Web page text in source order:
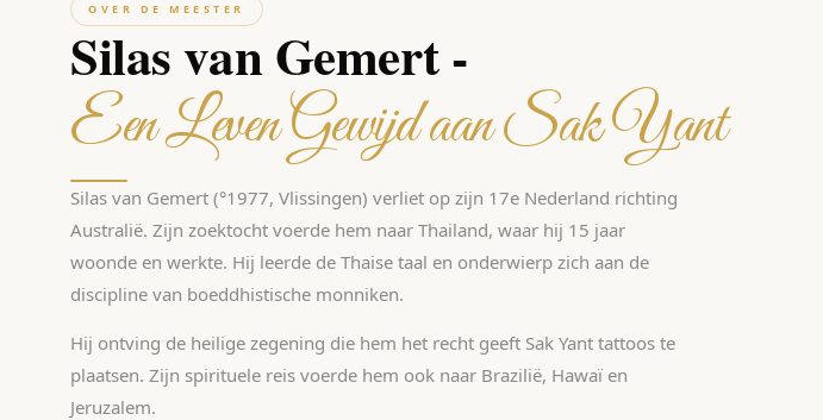
OVER DE MEESTER
Silas van Gemert -
Een Leven Gewijd aan Sak Yant
Silas van Gemert (°1977, Vlissingen) verliet op zijn 17e Nederland richting
Australië. Zijn zoektocht voerde hem naar Thailand, waar hij 15 jaar
woonde en werkte. Hij leerde de Thaise taal en onderwierp zich aan de
discipline van boeddhistische monniken.
Hij ontving de heilige zegening die hem het recht geeft Sak Yant tattoos te
plaatsen. Zijn spirituele reis voerde hem ook naar Brazilië, Hawaï en
Jeruzalem.